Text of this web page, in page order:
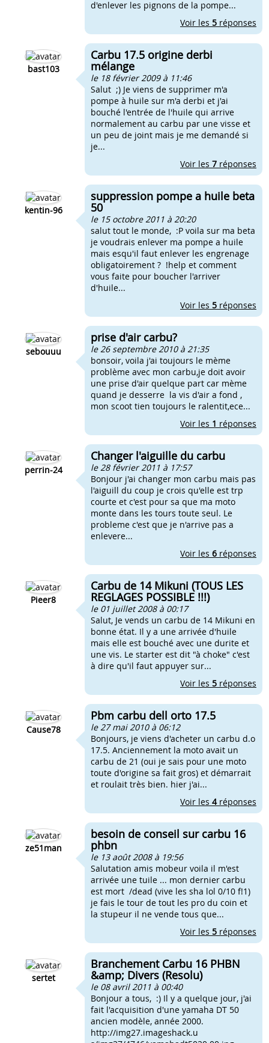
d'enlever les pignons de la pompe...
Voir les 5 réponses
bast103
Carbu 17.5 origine derbi
mélange
le 18 février 2009 à 11:46
Salut ;) Je viens de supprimer m'a
pompe à huile sur m'a derbi et j'ai
bouché l'entrée de l'huile qui arrive
normalement au carbu par une visse et
un peu de joint mais je me demandé si
je...
Voir les 7 réponses
kentin-96
suppression pompe a huile beta
50
le 15 octobre 2011 à 20:20
salut tout le monde, :P voila sur ma beta
je voudrais enlever ma pompe a huile
mais esqu'il faut enlever les engrenage
obligatoirement ? !help et comment
vous faite pour boucher l'arriver
d'huile...
Voir les 5 réponses
sebouuu
prise d'air carbu?
le 26 septembre 2010 à 21:35
bonsoir, voila j'ai toujours le mème
problème avec mon carbu,je doit avoir
une prise d'air quelque part car mème
quand je desserre la vis d'air a fond ,
mon scoot tien toujours le ralentit,ece...
Voir les 1 réponses
perrin-24
Changer l'aiguille du carbu
le 28 février 2011 à 17:57
Bonjour j'ai changer mon carbu mais pas
l'aiguill du coup je crois qu'elle est trp
courte et c'est pour sa que ma moto
monte dans les tours toute seul. Le
probleme c'est que je n'arrive pas a
enlevere...
Voir les 6 réponses
Pieer8
Carbu de 14 Mikuni (TOUS LES
REGLAGES POSSIBLE !!!)
le 01 juillet 2008 à 00:17
Salut, Je vends un carbu de 14 Mikuni en
bonne état. Il y a une arrivée d'huile
mais elle est bouché avec une durite et
une vis. Le starter est dit "à choke" c'est
à dire qu'il faut appuyer sur...
Voir les 5 réponses
Cause78
Pbm carbu dell orto 17.5
le 27 mai 2010 à 06:12
Bonjours, je viens d'acheter un carbu d.o
17.5. Anciennement la moto avait un
carbu de 21 (oui je sais pour une moto
toute d'origine sa fait gros) et démarrait
et roulait très bien. hier j'ai...
Voir les 4réponses
ze51man
besoin de conseil sur carbu 16
phbn
le 13 août 2008 à 19:56
Salutation amis mobeur voila il m'est
arrivée une tuile ... mon dernier carbu
est mort /dead (vive les sha lol 0/10 f!1)
je fais le tour de tout les pro du coin et
la stupeur il ne vende tous que...
Voir les 5 réponses
sertet
Branchement Carbu 16 PHBN
&amp; Divers (Resolu)
le 08 avril 2011 à 00:40
Bonjour a tous, :) Il y a quelque jour, j'ai
fait l'acquisition d'une yamaha DT 50
ancien modèle, année 2000.
http://img27.imageshack.u